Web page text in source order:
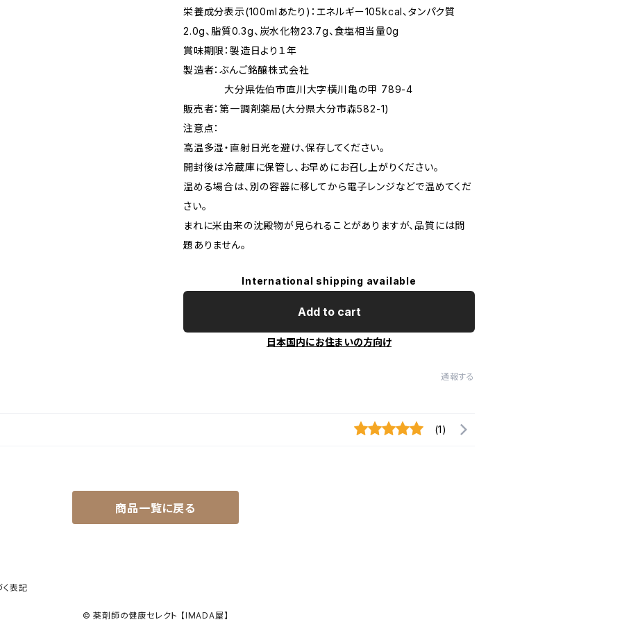
栄養成分表示(100mlあたり)：エネルギー105kcal、タンパク質
2.0g、脂質0.3g、炭水化物23.7g、食塩相当量0g
賞味期限：製造日より１年
製造者：ぶんご銘醸株式会社
大分県佐伯市直川大字横川亀の甲 789-4
販売者：第一調剤薬局(大分県大分市森582-1)
注意点：
高温多湿・直射日光を避け、保存してください。
開封後は冷蔵庫に保管し、お早めにお召し上がりください。
温める場合は、別の容器に移してから電子レンジなどで温めてくだ
さい。
まれに米由来の沈殿物が見られることがありますが、品質には問
題ありません。
International shipping available
Add to cart
日本国内にお住まいの方向け
通報する
(1)
商品一覧に戻る
表記
© 薬剤師の健康セレクト 【IMADA屋】